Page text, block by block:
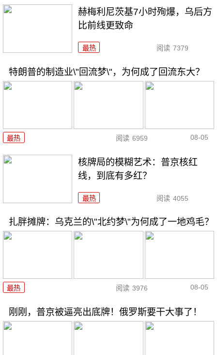
赫梅利尼茨基7小时殉爆，乌后方
比前线更致命
最热 阅读 7379
特朗普的制造业\"回流梦\"，为何成了回流东大？
最热 阅读 6959 08-05
核牌局的模糊艺术：普京核红
线，到底有多红？
最热 阅读 4055
扎胖摊牌：乌克兰的\"北约梦\"为何成了一地鸡毛？
最热 阅读 3976 08-05
刚刚，普京被逼亮出底牌！俄罗斯要干大事了！